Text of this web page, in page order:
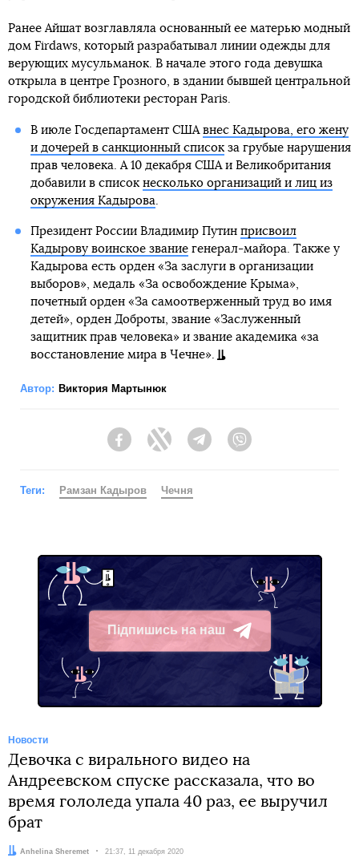
Ранее Айшат возглавляла основанный ее матерью модный
дом Firdaws, который разрабатывал линии одежды для
верующих мусульманок. В начале этого года девушка
открыла в центре Грозного, в здании бывшей центральной
городской библиотеки ресторан Paris.
В июле Госдепартамент США внес Кадырова, его жену
и дочерей в санкционный списокза грубые нарушения
прав человека. А 10 декабря США и Великобритания
добавили в список несколько организаций и лиц из
окружения Кадырова
Президент России Владимир Путин присвоил
Кадырову воинское званиегенерал-майора. Также у
Кадырова есть орден «За заслуги в организации
выборов», медаль «За освобождение Крыма»,
почетный орден «За самоотверженный труд во имя
детей», орден Доброты, звание «Заслуженный
защитник прав человека» и звание академика «за
восстановление мира в Чечне».
Автор: Виктория Мартынюк
FacebookTwitter Telegram
Теги: Рамзан Кадыров Чечня
Підпишись на наш
Telegram
Новости
Девочка с вирального видео на
Андреевском спуске рассказала, что во
время гололеда упала 40 раз, ее выручил
брат
Автор:
Anhelina Sheremet Дата:
21:37, 11 декабря 2020